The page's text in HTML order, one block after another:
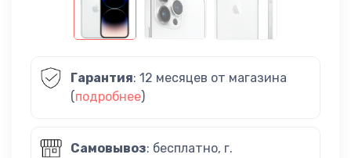
Гарантия: 12 месяцев от магазина
(подробнее)
Самовывоз: бесплатно, г.